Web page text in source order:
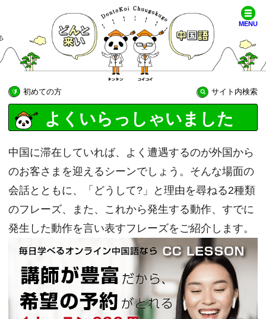
MENU
初めての方 サイト内検索
よくいらっしゃいました
中国に滞在していれば、よく遭遇するのが外国から
のお客さまを迎えるシーンでしょう。そんな場面の
会話とともに、「どうして?」と理由を尋ねる2種類
のフレーズ、また、これから発生する動作、すでに
発生した動作を言い表すフレーズをご紹介します。